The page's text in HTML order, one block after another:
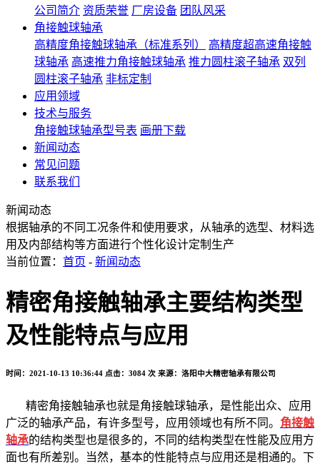
公司简介 资质荣誉 厂房设备 团队风采
角接触球轴承
高精度角接触球轴承（标准系列）
高精度超高速角接触
球轴承 高速推力角接触球轴承 推力圆柱滚子轴承 双列
圆柱滚子轴承 非标定制
应用领域
技术与服务
角接触球轴承型号表 画册下载
新闻动态
常见问题
联系我们
新闻动态
根据轴承的不同工况条件和使用要求，从轴承的选型、材料选
用及内部结构等方面进行个性化设计定制生产
当前位置： 首页 - 新闻动态
精密角接触轴承主要结构类型
及性能特点与应用
时间：2021-10-13 10:36:44 点击：3084 次 来源：洛阳中大精密轴承有限公司
精密角接触轴承也就是角接触球轴承，是性能出众、应用
广泛的轴承产品，有许多型号，应用领域也有所不同。 角接触
轴承的结构类型也是很多的，不同的结构类型在性能及应用方
面也有所差别。当然，基本的性能特点与应用还是相通的。下